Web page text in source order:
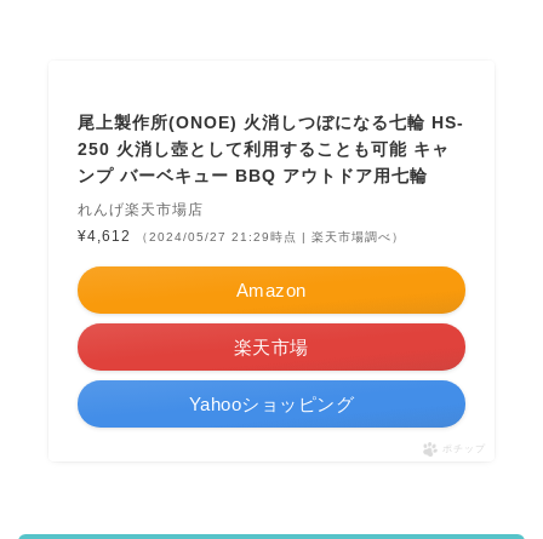
尾上製作所(ONOE) 火消しつぼになる七輪 HS-
250 火消し壺として利用することも可能 キャ
ンプ バーベキュー BBQ アウトドア用七輪
れんげ楽天市場店
¥4,612
（2024/05/27 21:29時点 | 楽天市場調べ）
Amazon
楽天市場
Yahooショッピング
ポチップ